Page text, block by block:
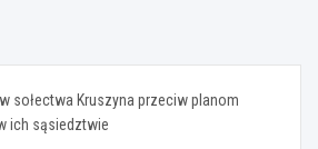
sołectwa Kruszyna przeciw planom
ich sąsiedztwie